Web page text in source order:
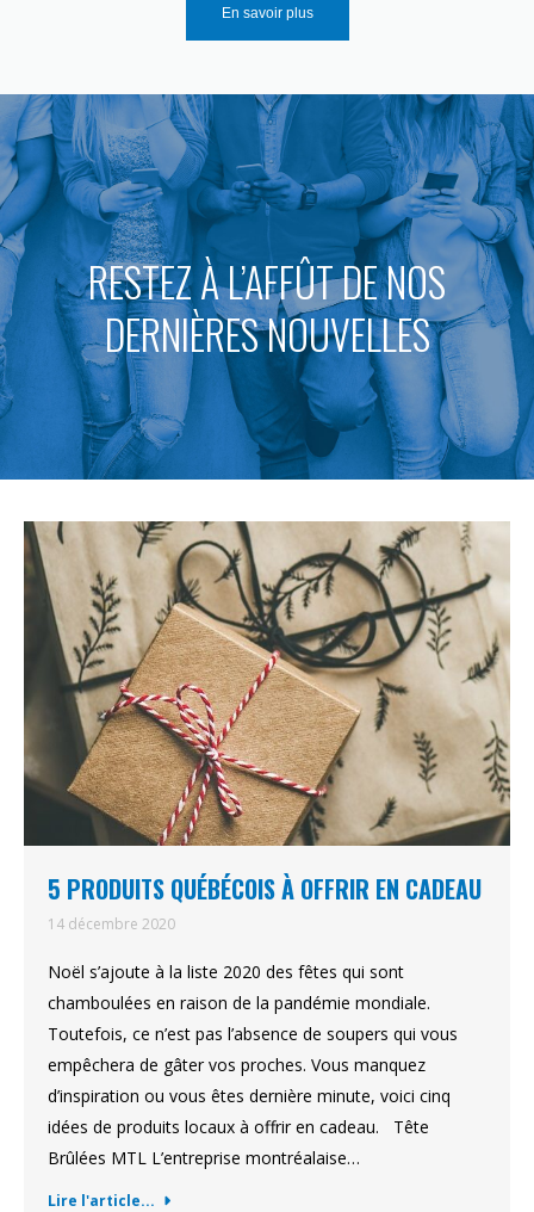
En savoir plus
RESTEZ À L’AFFÛT DE NOS
DERNIÈRES NOUVELLES
5 PRODUITS QUÉBÉCOIS À OFFRIR EN CADEAU
14 décembre 2020
Noël s’ajoute à la liste 2020 des fêtes qui sont
chamboulées en raison de la pandémie mondiale.
Toutefois, ce n’est pas l’absence de soupers qui vous
empêchera de gâter vos proches. Vous manquez
d’inspiration ou vous êtes dernière minute, voici cinq
idées de produits locaux à offrir en cadeau. Tête
Brûlées MTL L’entreprise montréalaise…
Lire l'article...